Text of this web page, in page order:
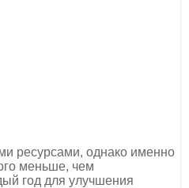
ресурсами, однако именно
меньше, чем
год для улучшения